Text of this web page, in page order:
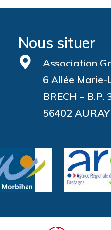
Nous situer
Association
6 Allée Marie-
BRECH – B.P.
56402 AURAY